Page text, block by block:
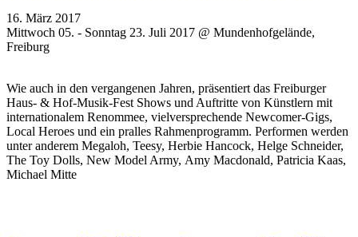
16. März 2017
Mittwoch 05. - Sonntag 23. Juli 2017 @ Mundenhofgelände,
Freiburg
Wie auch in den vergangenen Jahren, präsentiert das Freiburger
Haus- & Hof-Musik-Fest Shows und Auftritte von Künstlern mit
internationalem Renommee, vielversprechende Newcomer-Gigs,
Local Heroes und ein pralles Rahmenprogramm. Performen werden
unter anderem Megaloh, Teesy, Herbie Hancock, Helge Schneider,
The Toy Dolls, New Model Army, Amy Macdonald, Patricia Kaas,
Michael Mitte